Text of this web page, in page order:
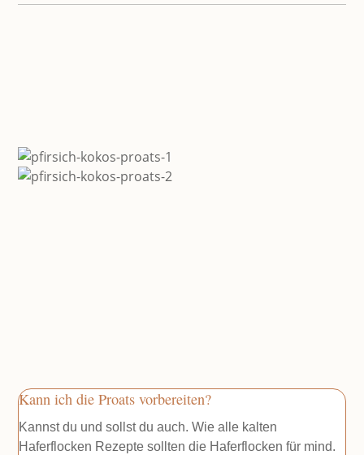
Kann ich die Proats vorbereiten?
Kannst du und sollst du auch. Wie alle kalten
Haferflocken Rezepte sollten die Haferflocken für mind.